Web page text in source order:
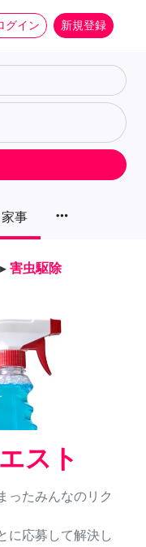
グイン 新規登録
家事 more_horiz
▸ 害虫駆除
スト
ったみんなのリク
に応募して解決し